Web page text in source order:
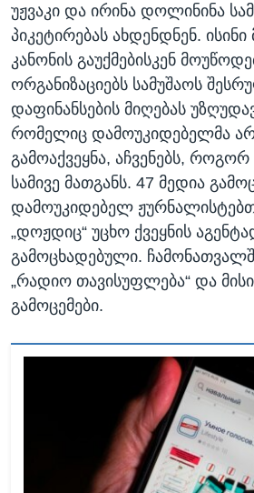
უჟვაკი და ირინა დოლინინა
პიკეტირებას ახდენდნენ.
კანონის გაუქმებისკენ
ორგანიზაციებს სამუშაოს
დაფინანსების მიღებას
რომელიც დამოუკიდებელმა
გამოაქვეყნა, აჩვენებს,
სამივე მათგანს. 47 მედია
დამოუკიდებელ
„დოჟდიც“ უცხო ქვეყნის
გამოცხადებული.
„რადიო თავისუფლება“ და
გამოცემები.